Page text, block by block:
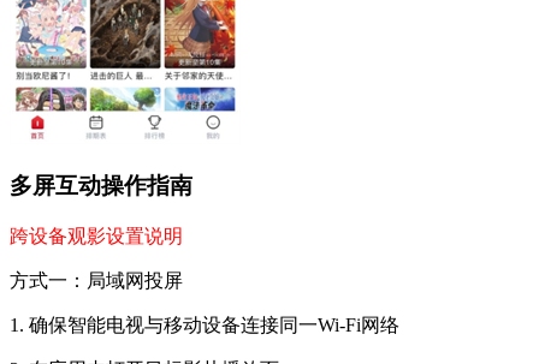
多屏互动操作指南
跨设备观影设置说明
方式一：局域网投屏
1. 确保智能电视与移动设备连接同一Wi-Fi网络